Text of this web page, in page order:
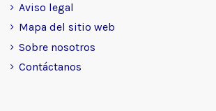
Aviso legal
Mapa del sitio web
Sobre nosotros
Contáctanos